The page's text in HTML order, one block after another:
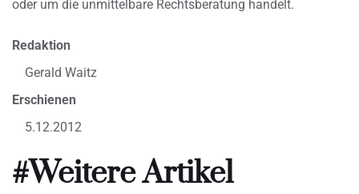
oder um die unmittelbare Rechtsberatung handelt.
Redaktion
Gerald Waitz
Erschienen
5.12.2012
#Weitere Artikel